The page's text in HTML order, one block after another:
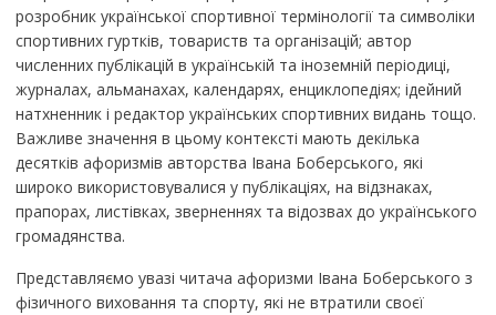
розробник української спортивної термінології та символіки
спортивних гуртків, товариств та організацій; автор
численних публікацій в українській та іноземній періодиці,
журналах, альманахах, календарях, енциклопедіях; ідейний
натхненник і редактор українських спортивних видань тощо.
Важливе значення в цьому контексті мають декілька
десятків афоризмів авторства Івана Боберського, які
широко вико­ристовувалися у публікаціях, на відзнаках,
прапорах, листівках, зверненнях та відозвах до українського
громадянства.
Представляємо увазі читача афоризми Івана Боберського з
фізичного виховання та спорту, які не втратили своєї